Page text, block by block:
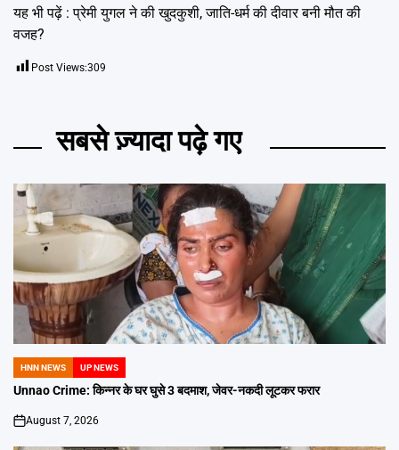
यह भी पढ़ें :प्रेमी युगल ने की खुदकुशी, जाति-धर्म की दीवार बनी मौत की
वजह?
Post Views:309
सबसे ज़्यादा पढ़े गए
POSTED
IN
HNN NEWS UP NEWS
Unnao Crime: किन्नर के घर घुसे 3 बदमाश, जेवर-नकदी लूटकर फरार
on
August 7, 2026